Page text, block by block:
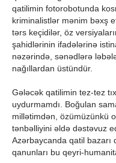
qatilimin fotorobotunda
kriminalistlər mənim bəxş
tərs keçidilər, öz
şahidlərinin ifadələrinə
nəzərində, sənədlərə
nağıllardan üstündür.
Gələcək qatilimin tez-tez
uydurmamdı. Boğulan
millətimdən, özümüzünkü
tənbəlliyini əldə dəstəvuz
Azərbaycanda qatil bazarı
qanunları bu qeyri-